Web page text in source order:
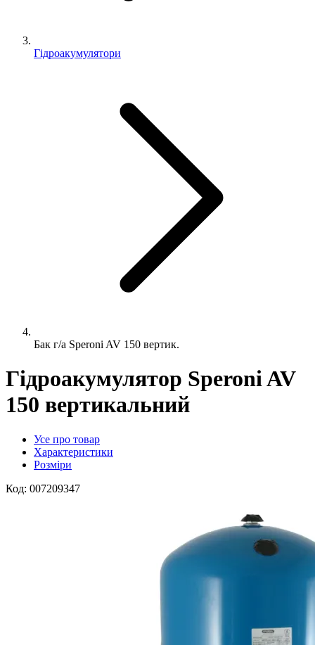
Гідроакумулятори
Бак г/а Speroni AV 150 вертик.
Гідроакумулятор Speroni AV
150 вертикальний
Усе про товар
Характеристики
Розміри
Код: 007209347